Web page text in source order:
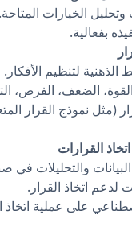
الخيارات المتاحة.
بفعالية.
الذهنية لتنظيم الأفكار.
(مثل نموذج القرار
القرارات
والتحليلات في
لدعم اتخاذ القرار.
على عملية اتخاذ